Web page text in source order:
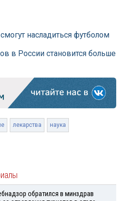
насладиться футболом
в России становится больше
лекарства наука
обратился в минздрав